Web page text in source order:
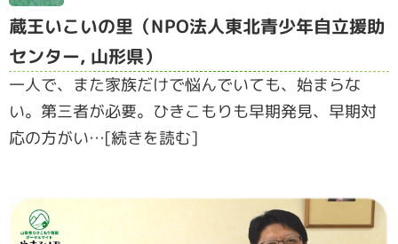
蔵王いこいの里（NPO法人東北青少年自立援助
センター, 山形県）
一人で、また家族だけで悩んでいても、始まらな
い。第三者が必要。ひきこもりも早期発見、早期対
応の方がい…[続きを読む]